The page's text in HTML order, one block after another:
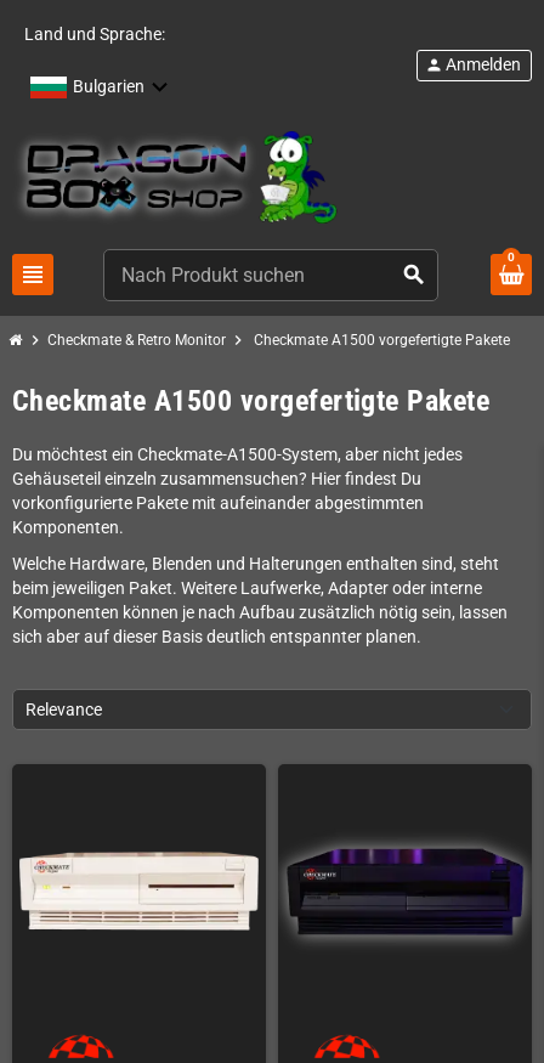
Land und Sprache:
Bulgarien
view_headline search
person Anmelden
0
chevron_right Checkmate & Retro Monitor chevron_right Checkmate A1500 vorgefertigte Pakete
Checkmate A1500 vorgefertigte Pakete
Du möchtest ein Checkmate-A1500-System, aber nicht jedes
Gehäuseteil einzeln zusammensuchen? Hier findest Du
vorkonfigurierte Pakete mit aufeinander abgestimmten
Komponenten.
Welche Hardware, Blenden und Halterungen enthalten sind, steht
beim jeweiligen Paket. Weitere Laufwerke, Adapter oder interne
Komponenten können je nach Aufbau zusätzlich nötig sein, lassen
sich aber auf dieser Basis deutlich entspannter planen.
Relevance